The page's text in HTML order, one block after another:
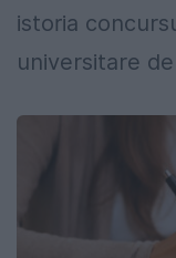
istoria
universitare